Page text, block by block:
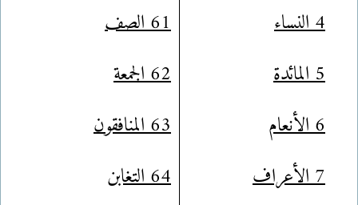
4 النساء
5 المائدة
6 الأنعام
7 الأعراف
61 الصف
62 الجمعة
63 المنافقون
64 التغابن